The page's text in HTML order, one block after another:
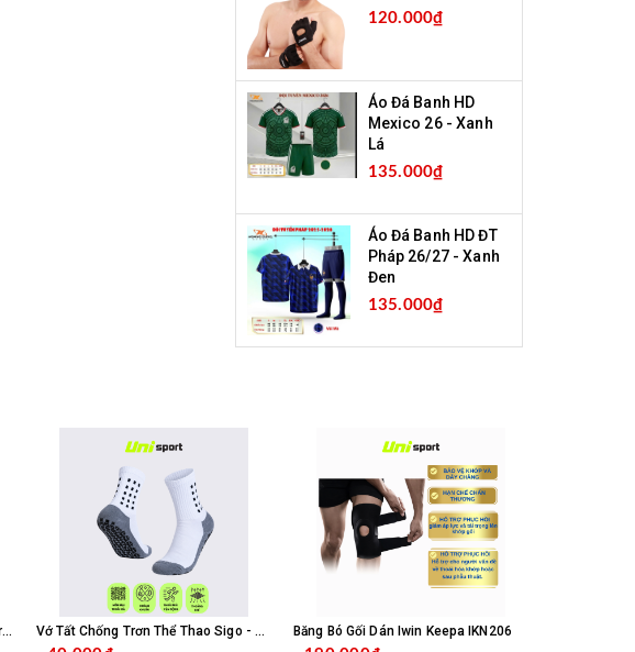
120.000₫
Áo Đá Banh HD
Mexico 26 - Xanh
Lá
135.000₫
Áo Đá Banh HD ĐT
Pháp 26/27 - Xanh
Đen
135.000₫
Găng Tay Thủ Môn IWIN Keepa Dotpro Xanh Biển Vớ Tất Chống Trơn Thể Thao Sigo - Trắng Băng Bó Gối Dán Iwin Keepa IKN206